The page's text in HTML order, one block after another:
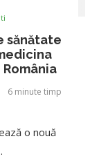
sănătate
6 minute timp
o nouă